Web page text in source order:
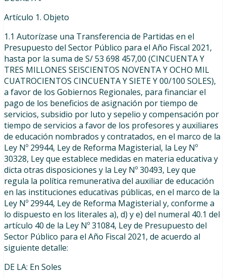
Artículo 1. Objeto
1.1 Autorízase una Transferencia de Partidas en el
Presupuesto del Sector Público para el Año Fiscal 2021,
hasta por la suma de S/ 53 698 457,00 (CINCUENTA Y
TRES MILLONES SEISCIENTOS NOVENTA Y OCHO MIL
CUATROCIENTOS CINCUENTA Y SIETE Y 00/100 SOLES),
a favor de los Gobiernos Regionales, para financiar el
pago de los beneficios de asignación por tiempo de
servicios, subsidio por luto y sepelio y compensación por
tiempo de servicios a favor de los profesores y auxiliares
de educación nombrados y contratados, en el marco de la
Ley Nº 29944, Ley de Reforma Magisterial, la Ley Nº
30328, Ley que establece medidas en materia educativa y
dicta otras disposiciones y la Ley Nº 30493, Ley que
regula la política remunerativa del auxiliar de educación
en las instituciones educativas públicas, en el marco de la
Ley Nº 29944, Ley de Reforma Magisterial y, conforme a
lo dispuesto en los literales a), d) y e) del numeral 40.1 del
artículo 40 de la Ley Nº 31084, Ley de Presupuesto del
Sector Público para el Año Fiscal 2021, de acuerdo al
siguiente detalle:
DE LA: En Soles